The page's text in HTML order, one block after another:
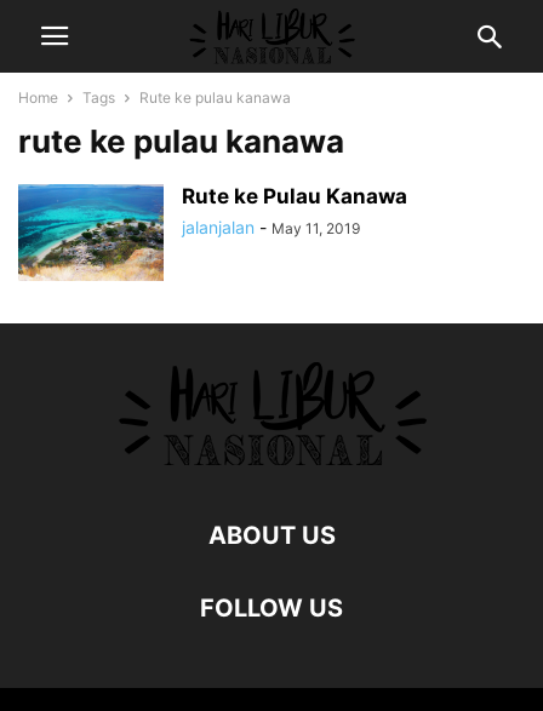
Home Tags Rute ke pulau kanawa
rute ke pulau kanawa
Rute ke Pulau Kanawa
jalanjalan - May 11, 2019
ABOUT US
FOLLOW US